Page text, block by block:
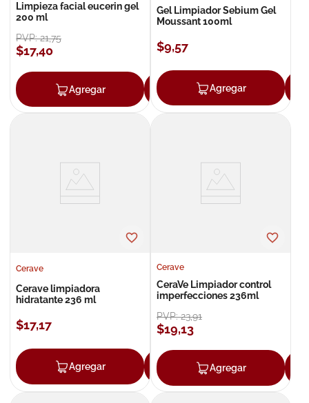
Limpieza facial eucerin gel
200 ml
PVP:21,75
$17,40
Agregar Agregar
Gel Limpiador Sebium Gel
Moussant 100ml
$9,57
Agregar
Cerave
Cerave limpiadora
hidratante 236 ml
$17,17
Agregar Agregar
Cerave
CeraVe Limpiador control
imperfecciones 236ml
PVP:23,91
$19,13
Agregar